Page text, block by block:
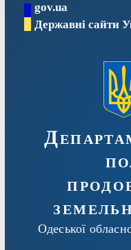
Перейтиgov.ua
Державні сайти
Одеської